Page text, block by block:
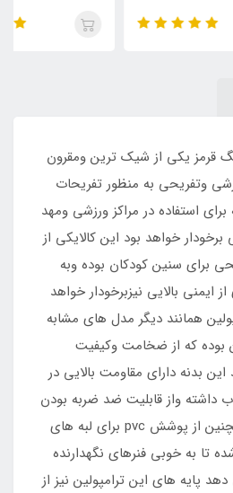
قرمز یکی از شیک ترین ومقرون
وتفریحی به منظور تفریحات
استفاده در مراکز ورزشی ومهد
برخودار خواهد بود این کالایکی از
برای سنین کودکان بوده وبه
ایمنی بالایی نیزبرخودار خواهد
همانند دیگر مدل های مشابه
بوده که از ضخامت وکیفیت
این بدنه دارای مقاومت بالایی در
داشته واز قابلیت ضد ضربه بودن
بهره مند خواهد بود همچنین از پوشش pvc برای لبه های
تا به خوبی فنرهای نگهدارنده
پایه های این ترامپولین نیز از